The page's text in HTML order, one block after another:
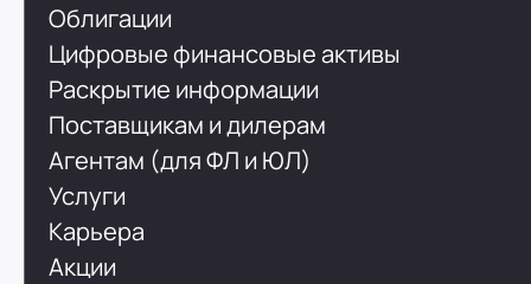
Облигации
Цифровые финансовые активы
Раскрытие информации
Поставщикам и дилерам
Агентам (для ФЛ и ЮЛ)
Услуги
Карьера
Акции